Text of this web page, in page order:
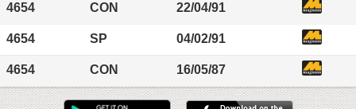
4654 CON 22/04/91
4654 SP 04/02/91
4654 CON 16/05/87